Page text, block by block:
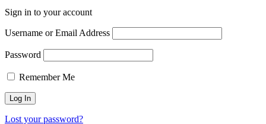
Sign in to your account
Username or Email Address
Password
Remember Me
Lost your password?